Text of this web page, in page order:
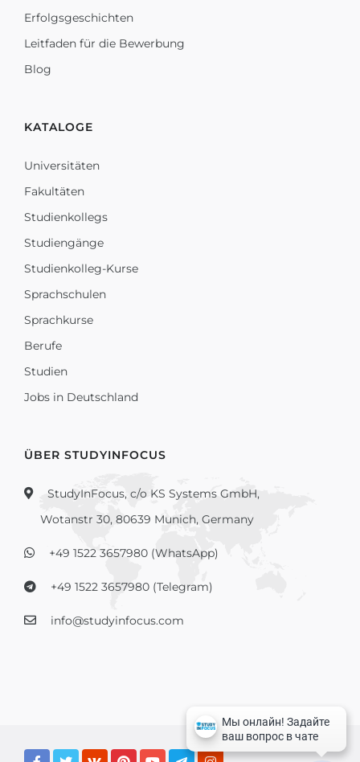
Erfolgsgeschichten
Leitfaden für die Bewerbung
Blog
KATALOGE
Universitäten
Fakultäten
Studienkollegs
Studiengänge
Studienkolleg-Kurse
Sprachschulen
Sprachkurse
Berufe
Studien
Jobs in Deutschland
ÜBER STUDYINFOCUS
StudyInFocus, c/o KS Systems GmbH,
Wotanstr 30, 80639 Munich, Germany
+49 1522 3657980 (WhatsApp)
+49 1522 3657980 (Telegram)
info@studyinfocus.com